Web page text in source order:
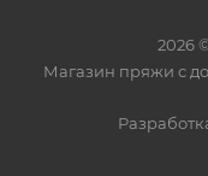
2026
Магазин пряжи с